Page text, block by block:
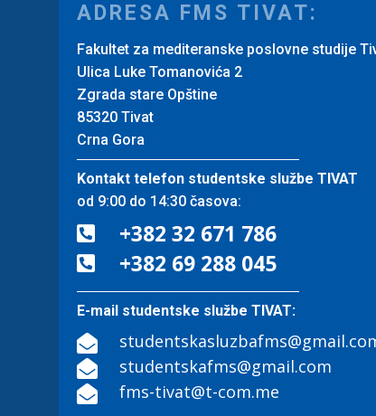
ADRESA FMS TIVAT:
Fakultet za mediteranske poslovne studije
Ulica Luke Tomanovića 2
Zgrada stare Opštine
85320 Tivat
Crna Gora
Kontakt telefon studentske službe TIVAT
od 9:00 do 14:30 časova:
 +382 32 671 786
 +382 69 288 045
E-mail studentske službe TIVAT:

 studentskafms@gmail.com
 fms-tivat@t-com.me